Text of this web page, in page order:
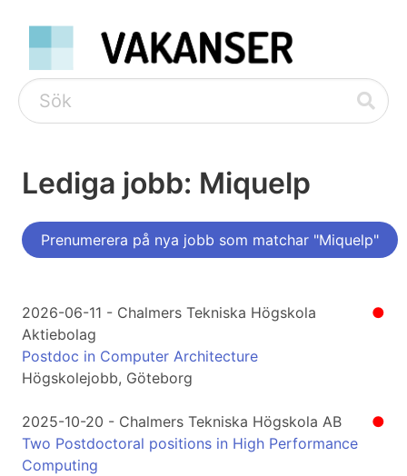
Lediga jobb: Miquelp
Prenumerera på nya jobb som matchar "Miquelp"
●
2026-06-11 - Chalmers Tekniska Högskola
Aktiebolag
Postdoc in Computer Architecture
Högskolejobb, Göteborg
●
2025-10-20 - Chalmers Tekniska Högskola AB
Two Postdoctoral positions in High Performance
Computing